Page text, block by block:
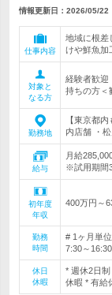
情報更新日：2026/05/22
仕事内容
地域に根差
けや鮮魚加
対象と
なる方
経験者歓迎
持ちの方＜
勤務地
【東京都
内店舗 ・
給与
月給
※試用期間
初年度
年収
400万円～
勤務
時間
# 1ヶ月単
7:30～
休日
休暇
* 週休2日
休暇 * 有給